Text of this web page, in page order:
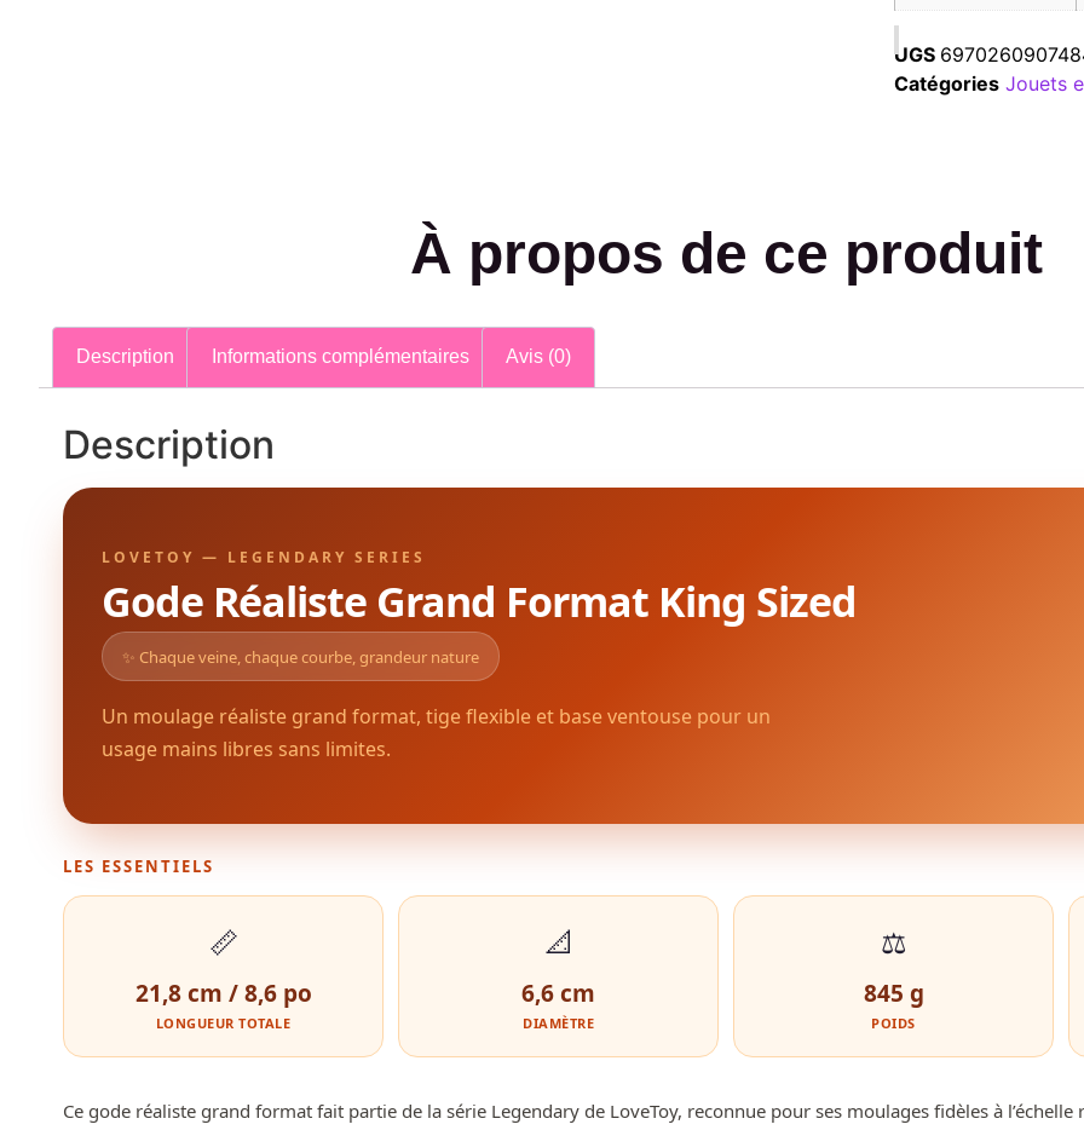
UGS
Catégories Jouets
À propos de ce produit
Description Informations complémentaires Avis (0)
Description
LOVETOY — LEGENDARY SERIES
Gode Réaliste Grand Format King Sized
✨ Chaque veine, chaque courbe, grandeur nature
Un moulage réaliste grand format, tige flexible et base ventouse pour un
usage mains libres sans limites.
LES ESSENTIELS
📏
21,8 cm / 8,6 po
LONGUEUR TOTALE
📐
6,6 cm
DIAMÈTRE
⚖️
845 g
POIDS
Ce gode réaliste grand format fait partie de la série Legendary de LoveToy, reconnue pour ses moulages fidèles à l’échelle